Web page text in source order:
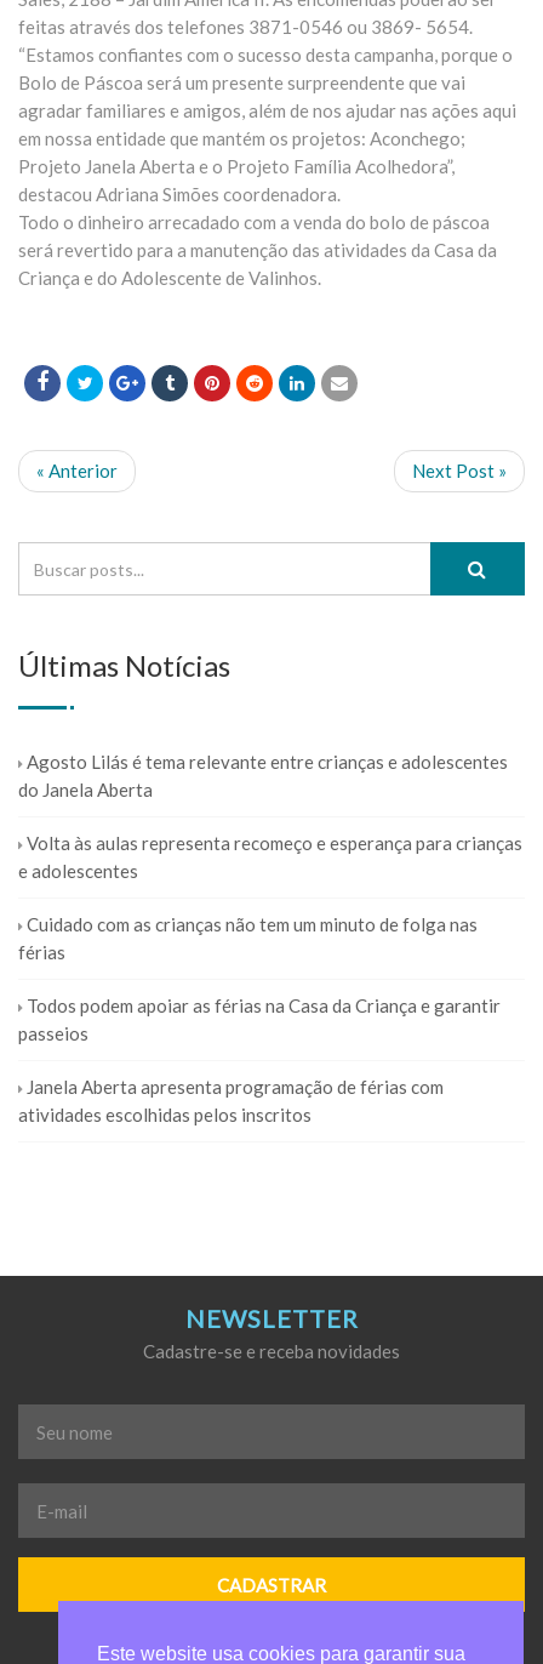
feitas através dos telefones 3871-0546 ou 3869- 5654.
“Estamos confiantes com o sucesso desta campanha, porque o
Bolo de Páscoa será um presente surpreendente que vai
agradar familiares e amigos, além de nos ajudar nas ações aqui
em nossa entidade que mantém os projetos: Aconchego;
Projeto Janela Aberta e o Projeto Família Acolhedora”,
destacou Adriana Simões coordenadora.
Todo o dinheiro arrecadado com a venda do bolo de páscoa
será revertido para a manutenção das atividades da Casa da
Criança e do Adolescente de Valinhos.
« Anterior Next Post »
Últimas Notícias
Agosto Lilás é tema relevante entre crianças e adolescentes
do Janela Aberta
Volta às aulas representa recomeço e esperança para crianças
e adolescentes
Cuidado com as crianças não tem um minuto de folga nas
férias
Todos podem apoiar as férias na Casa da Criança e garantir
passeios
Janela Aberta apresenta programação de férias com
atividades escolhidas pelos inscritos
NEWSLETTER
Cadastre-se e receba novidades
Seu
nome
E-
mail
Este website usa cookies para garantir sua